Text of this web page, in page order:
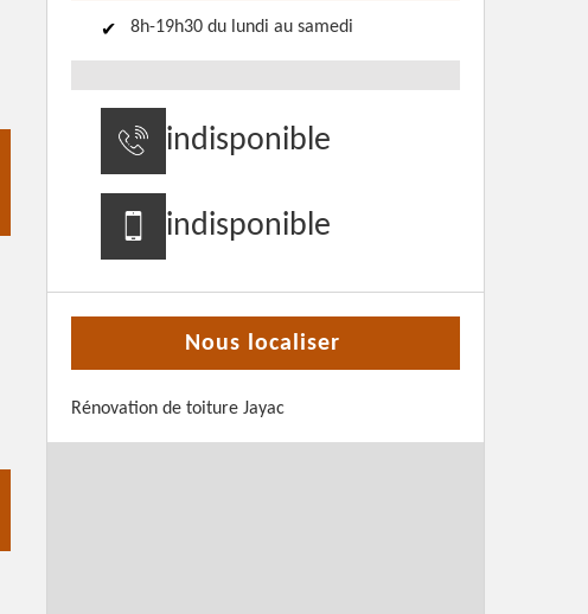
8h-19h30 du lundi au samedi
indisponible
indisponible
Nous localiser
Rénovation de toiture Jayac